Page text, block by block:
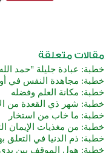
خطبة: عبادة جليلة "حمد
خطبة: مجاهدة النفس في
خطبة: مكانة العلم وفضله
خطبة: شهر ذي القعدة من
خطبة: ما خاب من استخار
خطبة: من مغذيات الإيمان
خطبة: ذم الدنيا في التعلق
خطبة: هول الموقف بين